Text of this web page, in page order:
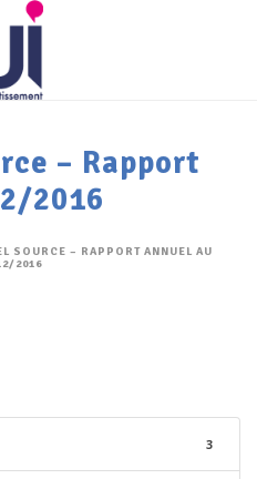
– Rapport
2016
SOURCE – RAPPORT ANNUEL AU
2016
3